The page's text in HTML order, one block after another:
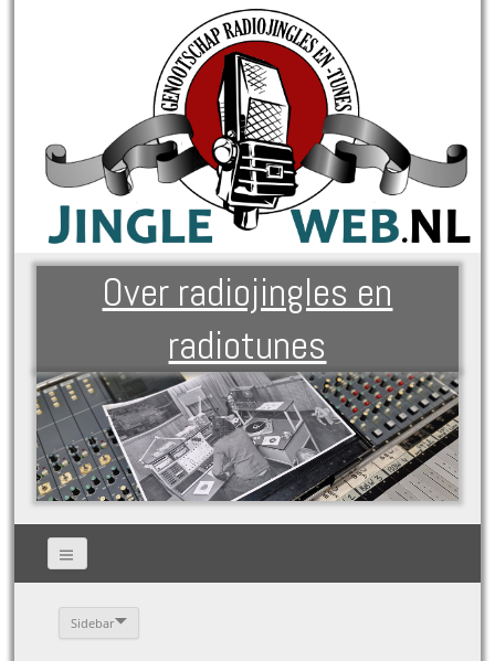
Over radiojingles en
radiotunes
Sidebar